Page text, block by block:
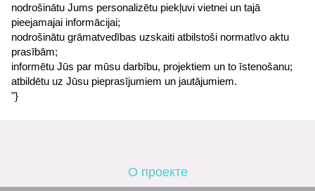
nodrošinātu Jums personalizētu piekļuvi vietnei un tajā
pieejamajai informācijai;
nodrošinātu grāmatvedības uzskaiti atbilstoši normatīvo aktu
prasībām;
informētu Jūs par mūsu darbību, projektiem un to īstenošanu;
atbildētu uz Jūsu pieprasījumiem un jautājumiem.
"}
О проекте